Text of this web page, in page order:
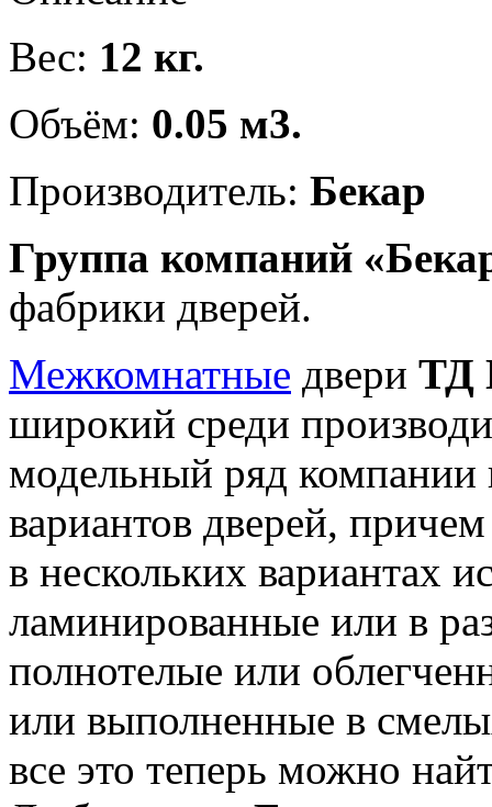
Вес: 12 кг.
Объём: 0.05 м3.
Производитель: Бекар
Группа компаний
фабрики дверей.
Межкомнатные двери ТД
широкий среди
модельный ряд компании
вариантов дверей,
в нескольких вариантах
ламинированные или в
полнотелые или
или выполненные в
все это теперь можно